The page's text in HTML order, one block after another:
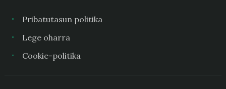
Pribatutasun politika
Lege oharra
Cookie-politika